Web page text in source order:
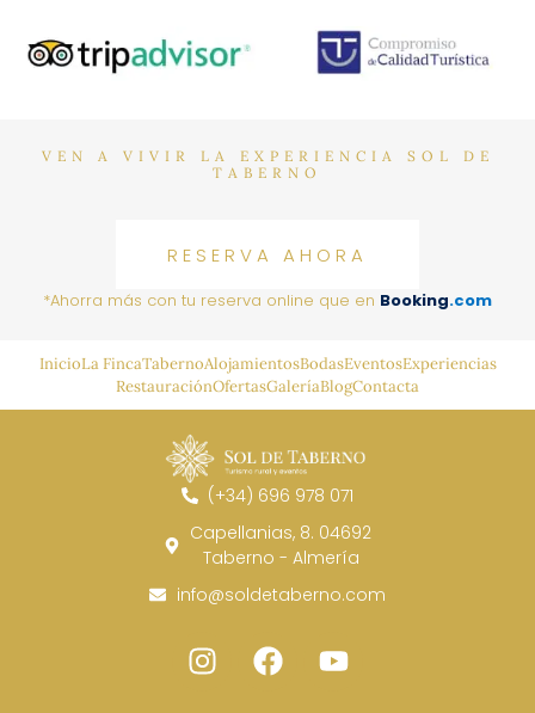
VEN A VIVIR LA EXPERIENCIA SOL DE
TABERNO
RESERVA AHORA
*Ahorra más con tu reserva online que en Booking.com
InicioLa FincaTabernoAlojamientosBodasEventosExperiencias
RestauraciónOfertasGaleríaBlogContacta
(+34) 696 978 071
Capellanias, 8. 04692
Taberno - Almería
info@soldetaberno.com